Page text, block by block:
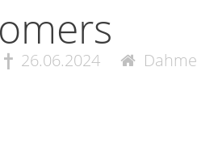
26.06.2024 Dahme